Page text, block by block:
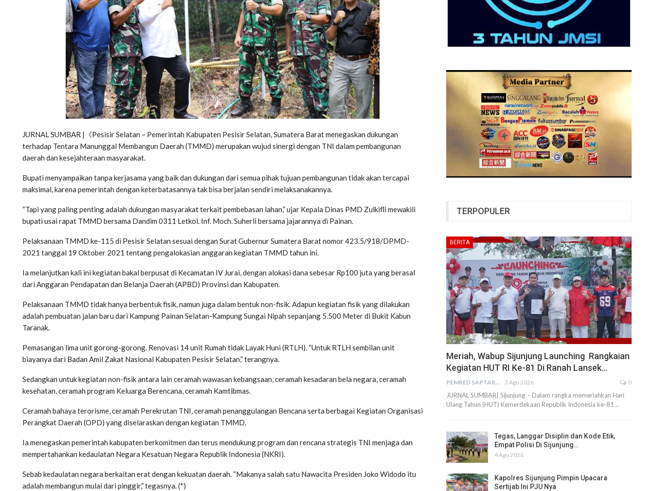
JURNAL SUMBAR |《Pesisir Selatan – Pemerintah Kabupaten Pesisir Selatan, Sumatera Barat menegaskan dukungan
terhadap Tentara Manunggal Membangun Daerah (TMMD) merupakan wujud sinergi dengan TNI dalam pembangunan
daerah dan kesejahteraan masyarakat.
Bupati menyampaikan tanpa kerjasama yang baik dan dukungan dari semua pihak tujuan pembangunan tidak akan tercapai
maksimal, karena pemerintah dengan keterbatasannya tak bisa berjalan sendiri melaksanakannya.
“Tapi yang paling penting adalah dukungan masyarakat terkait pembebasan lahan,” ujar Kepala Dinas PMD Zulkifli mewakili
bupati usai rapat TMMD bersama Dandim 0311 Letkol. Inf. Moch. Suherli bersama jajarannya di Painan.
Pelaksanaan TMMD ke-115 di Pesisir Selatan sesuai dengan Surat Gubernur Sumatera Barat nomor 423.5/918/DPMD-
2021 tanggal 19 Oktober 2021 tentang pengalokasian anggaran kegiatan TMMD tahun ini.
Ia melanjutkan kali ini kegiatan bakal berpusat di Kecamatan IV Jurai, dengan alokasi dana sebesar Rp100 juta yang berasal
dari Anggaran Pendapatan dan Belanja Daerah (APBD) Provinsi dan Kabupaten.
Pelaksanaan TMMD tidak hanya berbentuk fisik, namun juga dalam bentuk non-fisik. Adapun kegiatan fisik yang dilakukan
adalah pembuatan jalan baru dari Kampung Painan Selatan-Kampung Sungai Nipah sepanjang 5.500 Meter di Bukit Kabun
Taranak.
Pemasangan lima unit gorong-gorong. Renovasi 14 unit Rumah tidak Layak Huni (RTLH). “Untuk RTLH sembilan unit
biayanya dari Badan Amil Zakat Nasional Kabupaten Pesisir Selatan,” terangnya.
Sedangkan untuk kegiatan non-fisik antara lain ceramah wawasan kebangsaan, ceramah kesadaran bela negara, ceramah
kesehatan, ceramah program Keluarga Berencana, ceramah Kamtibmas.
Ceramah bahaya terorisme, ceramah Perekrutan TNI, ceramah penanggulangan Bencana serta berbagai Kegiatan Organisasi
Perangkat Daerah (OPD) yang diselaraskan dengan kegiatan TMMD.
Ia menegaskan pemerintah kabupaten berkomitmen dan terus mendukung program dan rencana strategis TNI menjaga dan
mempertahankan kedaulatan Negara Kesatuan Negara Republik Indonesia (NKRI).
Sebab kedaulatan negara berkaitan erat dengan kekuatan daerah. “Makanya salah satu Nawacita Presiden Joko Widodo itu
adalah membangun mulai dari pinggir,” tegasnya. (*)
TERPOPULER
BERITA
Meriah, Wabup Sijunjung Launching Rangkaian
Kegiatan HUT RI Ke-81 Di Ranah Lansek…
PEMRED SAPTARIUS 3 Agu 2026 0
JURNAL SUMBAR| Sijunjung - Dalam rangka memeriahkan Hari
Ulang Tahun (HUT) Kemerdekaan Republik Indonesia ke-81…
Tegas, Langgar Disiplin dan Kode Etik,
Empat Polisi Di Sijunjung…
4 Agu 2026
Kapolres Sijunjung Pimpin Upacara
Sertijab Ini PJU Nya